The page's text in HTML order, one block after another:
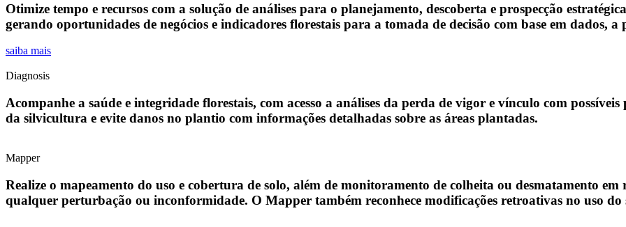
Otimize tempo e recursos com a solução de análises para o planejamento, descoberta e prospecção
gerando oportunidades de negócios e indicadores florestais para a tomada de decisão com base em dados,
saiba mais
Diagnosis
Acompanhe a saúde e integridade florestais, com acesso a análises da perda de vigor e vínculo com
da silvicultura e evite danos no plantio com informações detalhadas sobre as áreas plantadas.
Mapper
Realize o mapeamento do uso e cobertura de solo, além de monitoramento de colheita ou desmatamento em
qualquer perturbação ou inconformidade. O Mapper também reconhece modificações retroativas no uso do